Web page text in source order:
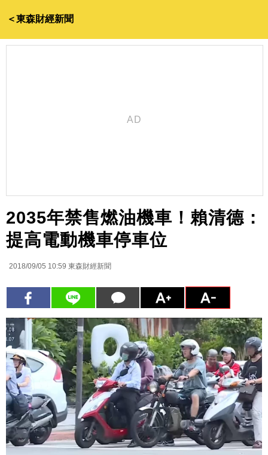
＜東森財經新聞
2035年禁售燃油機車！賴清德：
提高電動機車停車位
2018/09/05 10:59 東森財經新聞